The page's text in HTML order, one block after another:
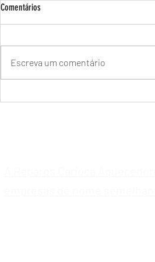
Comentários
Escreva um comentário